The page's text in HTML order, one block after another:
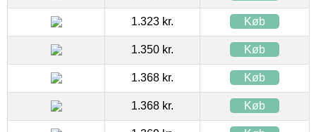
1.323 kr. Køb
1.350 kr. Køb
1.368 kr. Køb
1.368 kr. Køb